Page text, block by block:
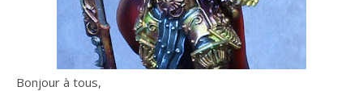
Bonjour à tous,